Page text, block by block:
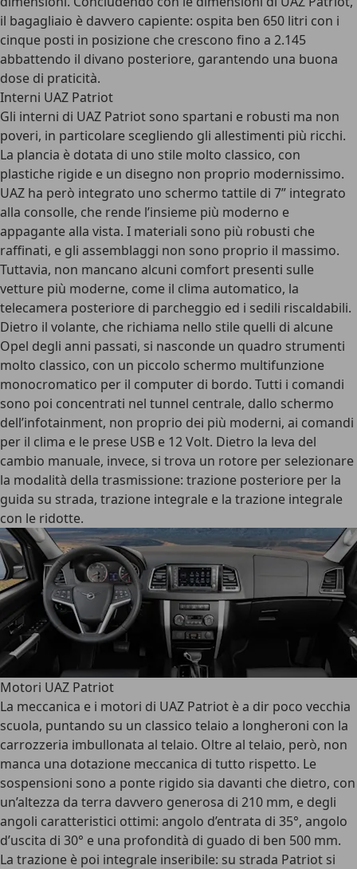
il bagagliaio è davvero capiente: ospita ben 650 litri con i
cinque posti in posizione che crescono fino a 2.145
abbattendo il divano posteriore, garantendo una buona
dose di praticità.
Interni UAZ Patriot
Gli interni di UAZ Patriot sono spartani e robusti ma non
poveri, in particolare scegliendo gli allestimenti più ricchi.
La plancia è dotata di uno stile molto classico, con
plastiche rigide e un disegno non proprio modernissimo.
UAZ ha però integrato uno schermo tattile di 7” integrato
alla consolle, che rende l’insieme più moderno e
appagante alla vista. I materiali sono più robusti che
raffinati, e gli assemblaggi non sono proprio il massimo.
Tuttavia, non mancano alcuni comfort presenti sulle
vetture più moderne, come il clima automatico, la
telecamera posteriore di parcheggio ed i sedili riscaldabili.
Dietro il volante, che richiama nello stile quelli di alcune
Opel degli anni passati, si nasconde un quadro strumenti
molto classico, con un piccolo schermo multifunzione
monocromatico per il computer di bordo. Tutti i comandi
sono poi concentrati nel tunnel centrale, dallo schermo
dell’infotainment, non proprio dei più moderni, ai comandi
per il clima e le prese USB e 12 Volt. Dietro la leva del
cambio manuale, invece, si trova un rotore per selezionare
la modalità della trasmissione: trazione posteriore per la
guida su strada, trazione integrale e la trazione integrale
con le ridotte.
Motori UAZ Patriot
La meccanica e i motori di UAZ Patriot è a dir poco vecchia
scuola, puntando su un classico telaio a longheroni con la
carrozzeria imbullonata al telaio. Oltre al telaio, però, non
manca una dotazione meccanica di tutto rispetto. Le
sospensioni sono a ponte rigido sia davanti che dietro, con
un’altezza da terra davvero generosa di 210 mm, e degli
angoli caratteristici ottimi: angolo d’entrata di 35°, angolo
d’uscita di 30° e una profondità di guado di ben 500 mm.
La trazione è poi integrale inseribile: su strada Patriot si